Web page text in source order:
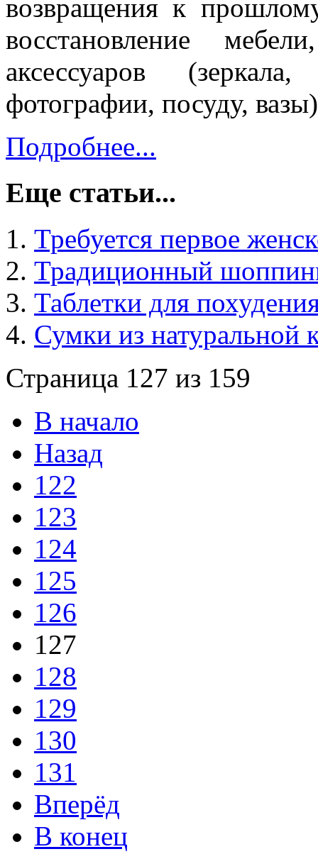
возвращения к
восстановление
аксессуаров
фотографии, посуду,
Подробнее...
Еще статьи...
Требуется первое
Традиционный
Таблетки для
Сумки из натуральной
Страница 127 из 159
В начало
Назад
122
123
124
125
126
127
128
129
130
131
Вперёд
В конец